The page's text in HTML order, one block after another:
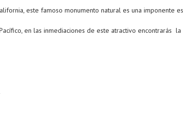
este famoso monumento natural es una imponente
en las inmediaciones de este atractivo encontrarás